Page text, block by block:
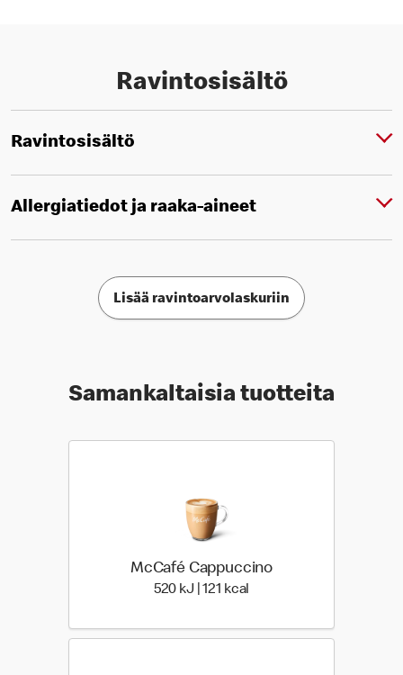
Ravintosisältö
Ravintosisältö
Allergiatiedot ja raaka-aineet
Lisää ravintoarvolaskuriin
Samankaltaisia tuotteita
McCafé Cappuccino
520 kJ | 121 kcal